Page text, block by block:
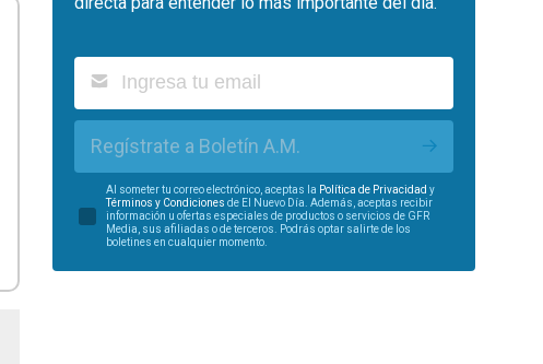
Regístrate a Boletín A.M.
Al someter tu correo electrónico, aceptas la Política de Privacidad y
Términos y Condiciones de El Nuevo Día. Además, aceptas recibir
información u ofertas especiales de productos o servicios de GFR
Media, sus afiliadas o de terceros. Podrás optar salirte de los
boletines en cualquier momento.